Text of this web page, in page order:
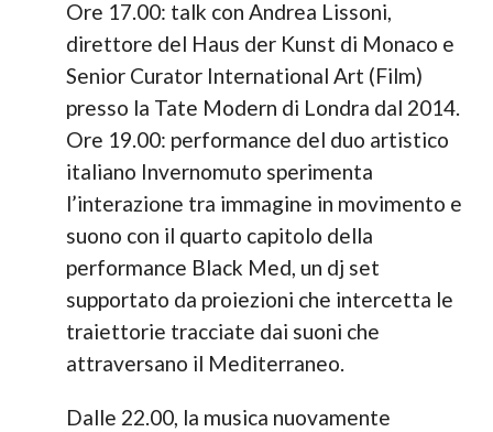
Ore 17.00: talk con Andrea Lissoni,
direttore del Haus der Kunst di Monaco e
Senior Curator International Art (Film)
presso la Tate Modern di Londra dal 2014.
Ore 19.00: performance del duo artistico
italiano Invernomuto sperimenta
l’interazione tra immagine in movimento e
suono con il quarto capitolo della
performance Black Med, un dj set
supportato da proiezioni che intercetta le
traiettorie tracciate dai suoni che
attraversano il Mediterraneo.
Dalle 22.00, la musica nuovamente